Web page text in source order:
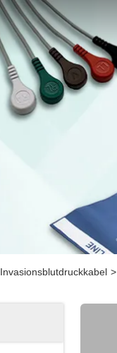
Invasionsblutdruckkabel >